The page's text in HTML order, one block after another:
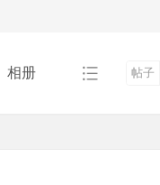
相册 帖子